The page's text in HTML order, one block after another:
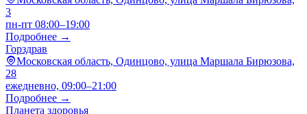
3
пн-пт 08:00–19:00
Подробнее →
Горздрав
Московская область, Одинцово, улица Маршала Бирюзова,
28
ежедневно, 09:00–21:00
Подробнее →
Планета здоровья